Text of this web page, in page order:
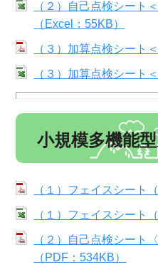
（２）自己点検シート
（Excel：55KB）
（３）加算点検シート
（３）加算点検シート
小規模多機能
（１）フェイスシート
（１）フェイスシート
（２）自己点検シート
（PDF：534KB）